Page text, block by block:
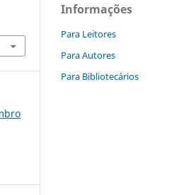
Informações
Para Leitores
Para Autores
Para Bibliotecários